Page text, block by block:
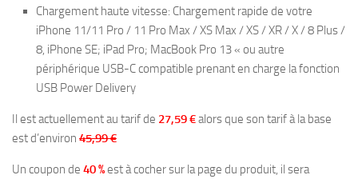
Chargement haute vitesse: Chargement rapide de votre
iPhone 11/11 Pro / 11 Pro Max / XS Max / XS / XR / X / 8 Plus /
8, iPhone SE; iPad Pro; MacBook Pro 13 « ou autre
périphérique USB-C compatible prenant en charge la fonction
USB Power Delivery
Il est actuellement au tarif de 27,59 €alors que son tarif à la base
est d’environ 45,99 €
Un coupon de 40 %est à cocher sur la page du produit, il sera